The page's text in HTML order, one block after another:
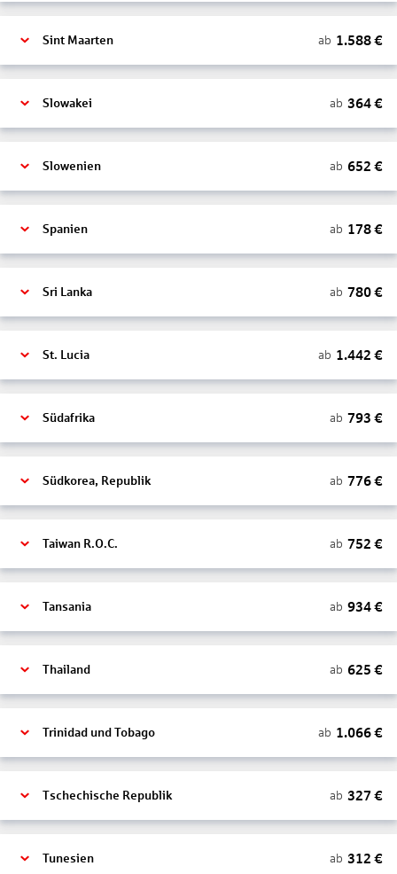
Sint Maarten ab 1.588€
Slowakei ab 364€
Slowenien ab 652 €
Spanien ab 178€
Sri Lanka ab 780€
St. Lucia ab 1.442 €
Südafrika ab 793 €
Südkorea, Republik ab 776€
Taiwan R.O.C. ab 752 €
Tansania ab 934€
Thailand ab 625 €
Trinidad und Tobago ab 1.066€
Tschechische Republik ab 327 €
Tunesien ab 312 €